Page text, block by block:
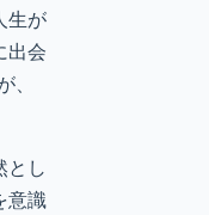
生が
出会
、
とし
意識